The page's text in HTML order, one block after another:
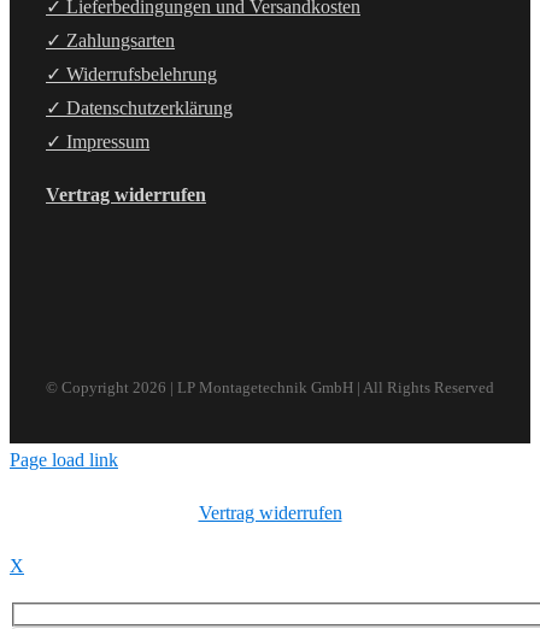
✓ Lieferbedingungen und Versandkosten
✓ Zahlungsarten
✓ Widerrufsbelehrung
✓ Datenschutzerklärung
✓ Impressum
Vertrag widerrufen
© Copyright 2026 | LP Montagetechnik GmbH | All Rights Reserved
Page load link
Vertrag widerrufen
X